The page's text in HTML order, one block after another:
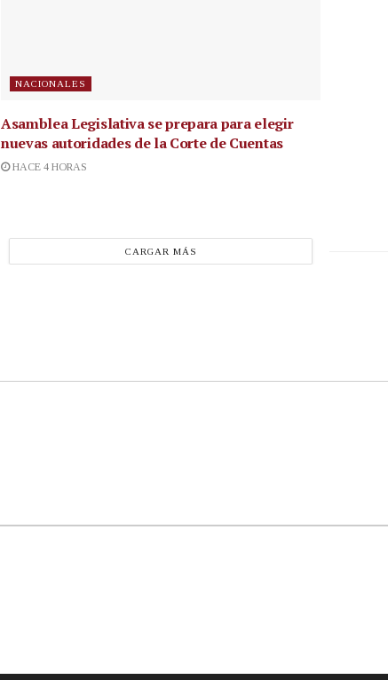
NACIONALES
Asamblea Legislativa se prepara para elegir
nuevas autoridades de la Corte de Cuentas
HACE 4 HORAS
CARGAR MÁS